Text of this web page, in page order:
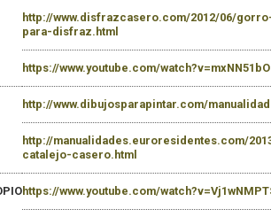
http://www.disfrazcasero.com/2012/06/
para-disfraz.html
https://www.youtube.com/
http://www.dibujosparapintar.com/
http://manualidades.euroresidentes.com/
catalejo-casero.html
https://www.youtube.com/